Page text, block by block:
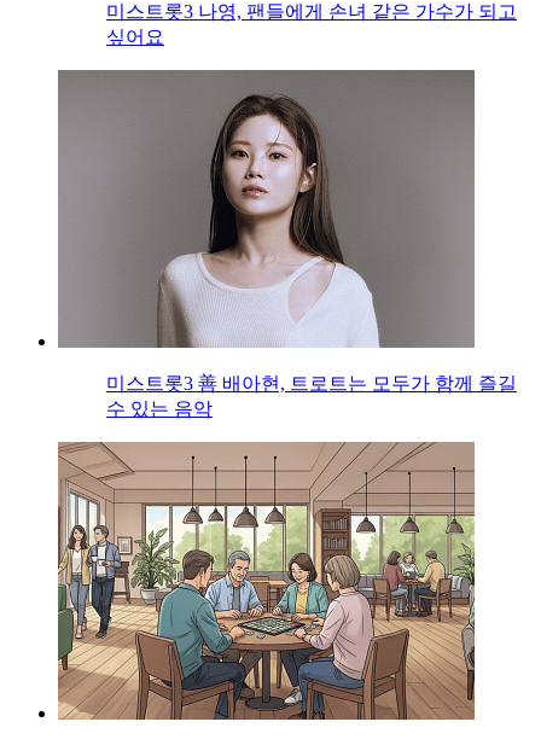
미스트롯3 나영, 팬들에게 손녀 같은 가수가 되고
싶어요
미스트롯3 善 배아현, 트로트는 모두가 함께 즐길
수 있는 음악